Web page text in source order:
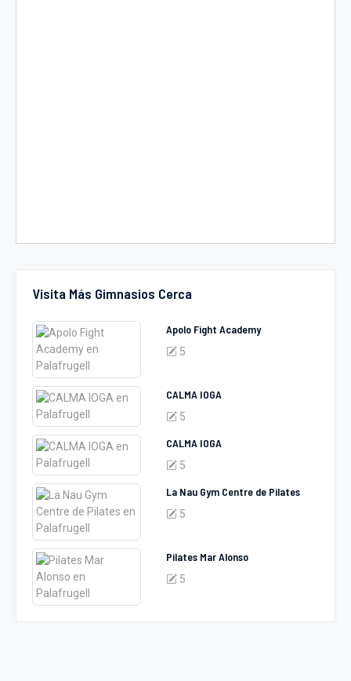
Visita Más Gimnasios Cerca
Apolo Fight Academy
5
CALMA IOGA
5
CALMA IOGA
5
La Nau Gym Centre de Pilates
5
Pilates Mar Alonso
5